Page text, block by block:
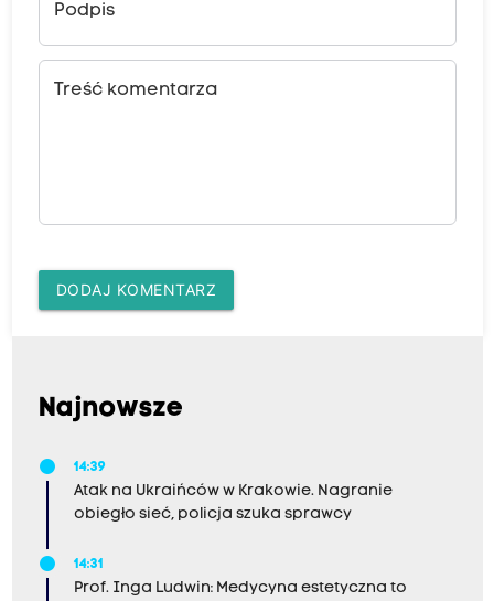
Podpis
Treść komentarza
DODAJ KOMENTARZ
Najnowsze
14:39
Atak na Ukraińców w Krakowie. Nagranie
obiegło sieć, policja szuka sprawcy
14:31
Prof. Inga Ludwin: Medycyna estetyczna to